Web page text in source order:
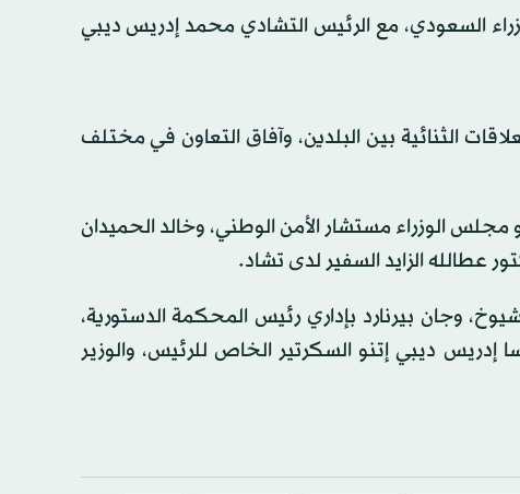
السعودي، مع الرئيس التشادي محمد إدريس ديبي
الثنائية بين البلدين، وآفاق التعاون في مختلف
الوزراء مستشار الأمن الوطني، وخالد الحميدان
عطالله الزايد السفير لدى تشاد.
وجان بيرنارد بإداري رئيس المحكمة الدستورية،
إدريس ديبي إتنو السكرتير الخاص للرئيس، والوزير